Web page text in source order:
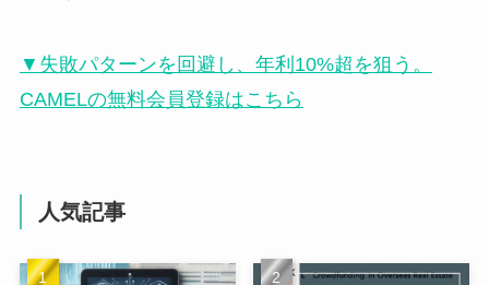
▼失敗パターンを回避し、年利10%超を狙う。
CAMELの無料会員登録はこちら
人気記事